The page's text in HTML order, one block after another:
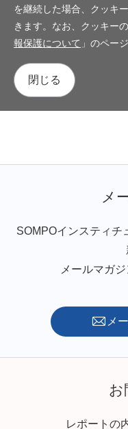
を継続した場合、クッキ
きます。なお、クッキー
報保護について 」のペー
閉じる
メ
SOMPOインスティチ
メールマガ
メ
お
レポートの